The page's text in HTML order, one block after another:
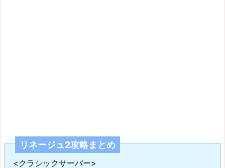
リネージュ2攻略まとめ
<クラシックサーバー>